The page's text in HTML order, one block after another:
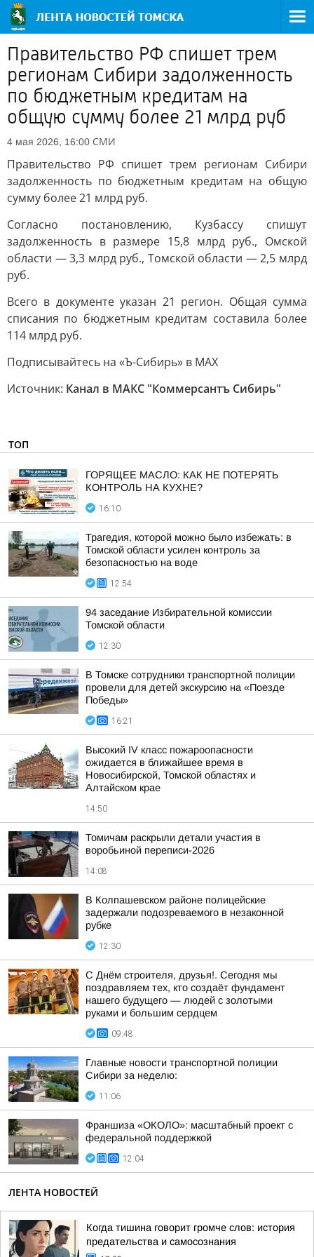
Правительство РФ спишет трем
регионам Сибири задолженность
по бюджетным кредитам на
общую сумму более 21 млрд руб
4 мая 2026, 16:00 СМИ
Правительство РФ спишет трем регионам Сибири
задолженность по бюджетным кредитам на общую
сумму более 21 млрд руб.
Согласно постановлению, Кузбассу спишут
задолженность в размере 15,8 млрд руб., Омской
области — 3,3 млрд руб., Томской области — 2,5 млрд
руб.
Всего в документе указан 21 регион. Общая сумма
списания по бюджетным кредитам составила более
114 млрд руб.
Подписывайтесь на «Ъ-Сибирь» в MAX
Источник: Канал в МАКС "Коммерсантъ Сибирь"
ТОП
ГОРЯЩЕЕ МАСЛО: КАК НЕ ПОТЕРЯТЬ
КОНТРОЛЬ НА КУХНЕ?
16:10
Трагедия, которой можно было избежать: в
Томской области усилен контроль за
безопасностью на воде
12:54
94 заседание Избирательной комиссии
Томской области
12:30
В Томске сотрудники транспортной полиции
провели для детей экскурсию на «Поезде
Победы»
16:21
Высокий IV класс пожароопасности
ожидается в ближайшее время в
Новосибирской, Томской областях и
Алтайском крае
14:50
Томичам раскрыли детали участия в
воробьиной переписи-2026
14:08
В Колпашевском районе полицейские
задержали подозреваемого в незаконной
рубке
12:30
С Днём строителя, друзья!. Сегодня мы
поздравляем тех, кто создаёт фундамент
нашего будущего — людей с золотыми
руками и большим сердцем
09:48
Главные новости транспортной полиции
Сибири за неделю:
11:06
Франшиза «ОКОЛО»: масштабный проект с
федеральной поддержкой
12:04
ЛЕНТА НОВОСТЕЙ
Когда тишина говорит громче слов: история
предательства и самосознания